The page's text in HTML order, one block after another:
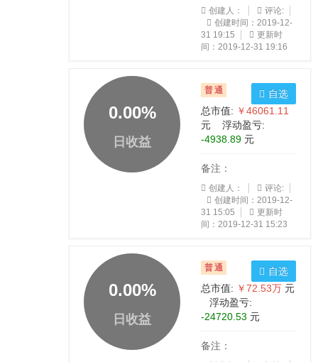
创建人：
评论:
创建时间：2019-12-
31 19:15
更新时
间：2019-12-31 19:16
0.00%
日收益
普通
总市值: ￥46061.11
元 浮动盈亏:
-4938.89 元
备注：
创建人：
评论:
创建时间：2019-12-
31 15:05
更新时
间：2019-12-31 15:23
自选
0.00%
日收益
普通
总市值: ￥72.53万 元
浮动盈亏:
-24720.53 元
备注：
自选